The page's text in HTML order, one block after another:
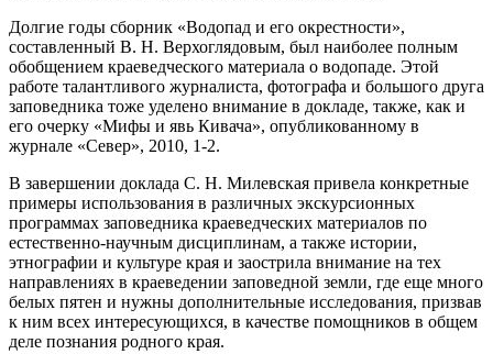
Долгие годы сборник «Водопад и его окрестности»,
составленный В. Н. Верхоглядовым, был наиболее полным
обобщением краеведческого материала о водопаде. Этой
работе талантливого журналиста, фотографа и большого друга
заповедника тоже уделено внимание в докладе, также, как и
его очерку «Мифы и явь Кивача», опубликованному в
журнале «Север», 2010, 1-2.
В завершении доклада С. Н. Милевская привела конкретные
примеры использования в различных экскурсионных
программах заповедника краеведческих материалов по
естественно-научным дисциплинам, а также истории,
этнографии и культуре края и заострила внимание на тех
направлениях в краеведении заповедной земли, где еще много
белых пятен и нужны дополнительные исследования, призвав
к ним всех интересующихся, в качестве помощников в общем
деле познания родного края.